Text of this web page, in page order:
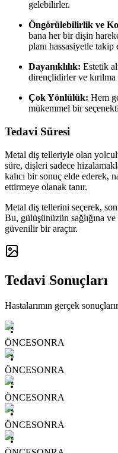
gelebilirler.
Öngörülebilirlik ve
bana her bir dişin
planı hassasiyetle takip
Dayanıklılık: Estetik
dirençlidirler ve kırılma
Çok Yönlülük: Hem
mükemmel bir
Tedavi Süresi
Metal diş telleriyle olan
süre, dişleri sadece
kalıcı bir sonuç elde
ettirmeye olanak tanır.
Metal diş tellerini seçerek,
Bu, gülüşünüzün sağlığına
güvenilir bir araçtır.
Tedavi Sonuçları
Hastalarımın gerçek
ÖNCESONRA
ÖNCESONRA
ÖNCESONRA
ÖNCESONRA